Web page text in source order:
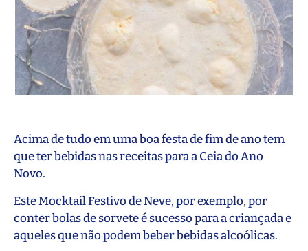
Acima de tudo em uma boa festa de fim de ano tem
que ter bebidas nas receitas para a Ceia do Ano
Novo.
Este Mocktail Festivo de Neve, por exemplo, por
conter bolas de sorvete é sucesso para a criançada e
aqueles que não podem beber bebidas alcoólicas.